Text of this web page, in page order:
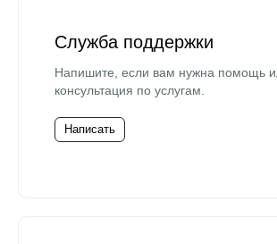
Служба поддержки
Напишите, если вам нужна помощь
консультация по услугам.
Написать